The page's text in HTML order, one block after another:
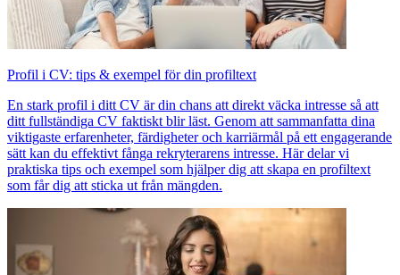
Profil i CV: tips & exempel för din profiltext
En stark profil i ditt CV är din chans att direkt väcka intresse så att
ditt fullständiga CV faktiskt blir läst. Genom att sammanfatta dina
viktigaste erfarenheter, färdigheter och karriärmål på ett engagerande
sätt kan du effektivt fånga rekryterarens intresse. Här delar vi
praktiska tips och exempel som hjälper dig att skapa en profiltext
som får dig att sticka ut från mängden.